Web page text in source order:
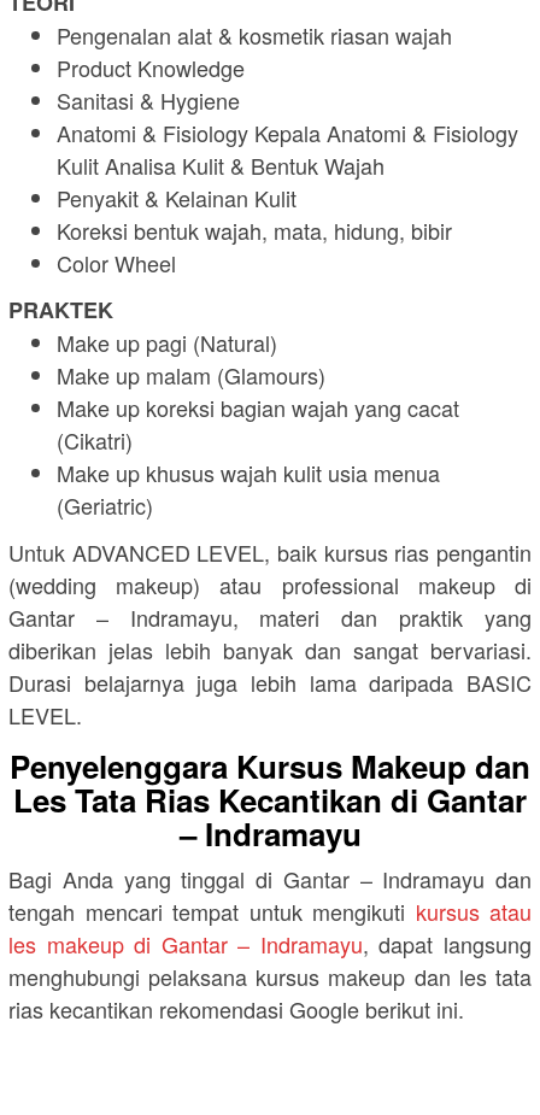
Pengenalan alat & kosmetik riasan wajah
Product Knowledge
Sanitasi & Hygiene
Anatomi & Fisiology Kepala Anatomi & Fisiology
Kulit Analisa Kulit & Bentuk Wajah
Penyakit & Kelainan Kulit
Koreksi bentuk wajah, mata, hidung, bibir
Color Wheel
PRAKTEK
Make up pagi (Natural)
Make up malam (Glamours)
Make up koreksi bagian wajah yang cacat
(Cikatri)
Make up khusus wajah kulit usia menua
(Geriatric)
Untuk ADVANCED LEVEL, baik kursus rias pengantin
(wedding makeup) atau professional makeup di
Gantar – Indramayu, materi dan praktik yang
diberikan jelas lebih banyak dan sangat bervariasi.
Durasi belajarnya juga lebih lama daripada BASIC
LEVEL.
Penyelenggara Kursus Makeup dan
Les Tata Rias Kecantikan di Gantar
– Indramayu
Bagi Anda yang tinggal di Gantar – Indramayu dan
tengah mencari tempat untuk mengikuti kursus atau
les makeup di Gantar – Indramayu, dapat langsung
menghubungi pelaksana kursus makeup dan les tata
rias kecantikan rekomendasi Google berikut ini.